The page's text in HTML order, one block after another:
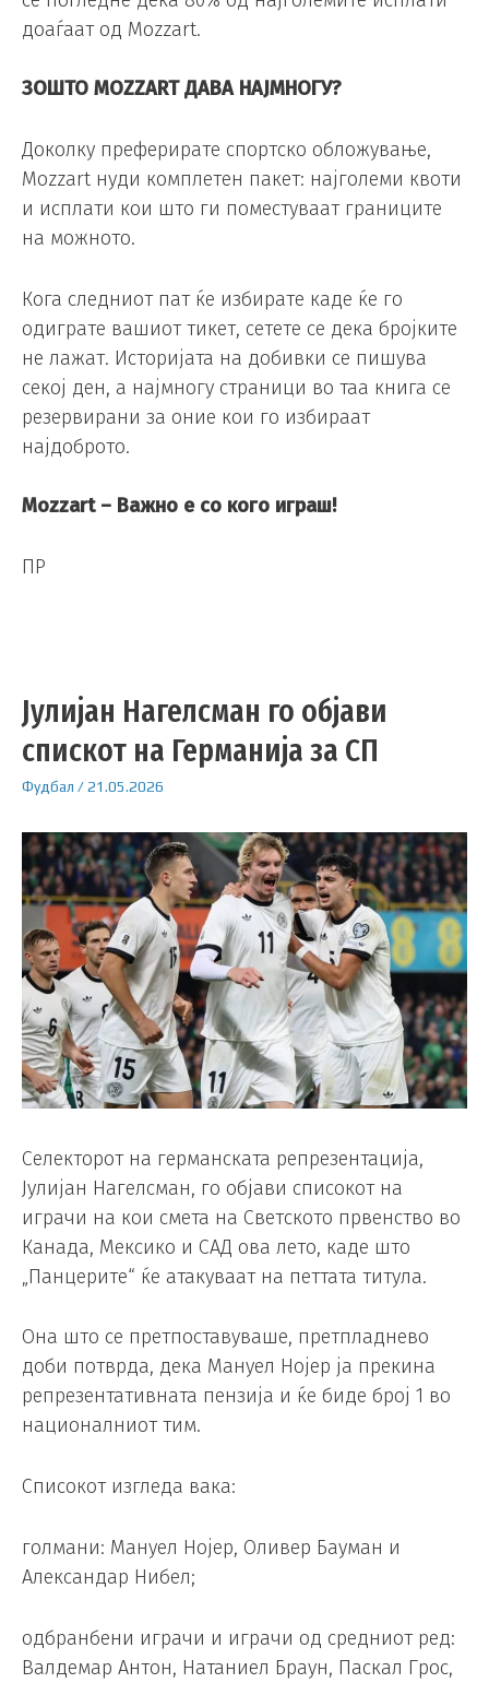
доаѓаат од Mozzart.
ЗОШТО MOZZART ДАВА НАЈМНОГУ?
Доколку преферирате спортско обложување,
Mozzart нуди комплетен пакет: најголеми квоти
и исплати кои што ги поместуваат границите
на можното.
Кога следниот пат ќе избирате каде ќе го
одиграте вашиот тикет, сетете се дека бројките
не лажат. Историјата на добивки се пишува
секој ден, а најмногу страници во таа книга се
резервирани за оние кои го избираат
најдоброто.
Mozzart – Важно е со кого играш!
ПР
Јулијан Нагелсман го објави
спискот на Германија за СП
Фудбал /21.05.2026
Селекторот на германската репрезентација,
Јулијан Нагелсман, го објави списокот на
играчи на кои смета на Светското првенство во
Канада, Мексико и САД ова лето, каде што
„Панцерите“ ќе атакуваат на петтата титула.
Она што се претпоставуваше, претпладнево
доби потврда, дека Мануел Нојер ја прекина
репрезентативната пензија и ќе биде број 1 во
националниот тим.
Списокот изгледа вака:
голмани: Мануел Нојер, Оливер Бауман и
Александар Нибел;
одбранбени играчи и играчи од средниот ред:
Валдемар Антон, Натаниел Браун, Паскал Грос,